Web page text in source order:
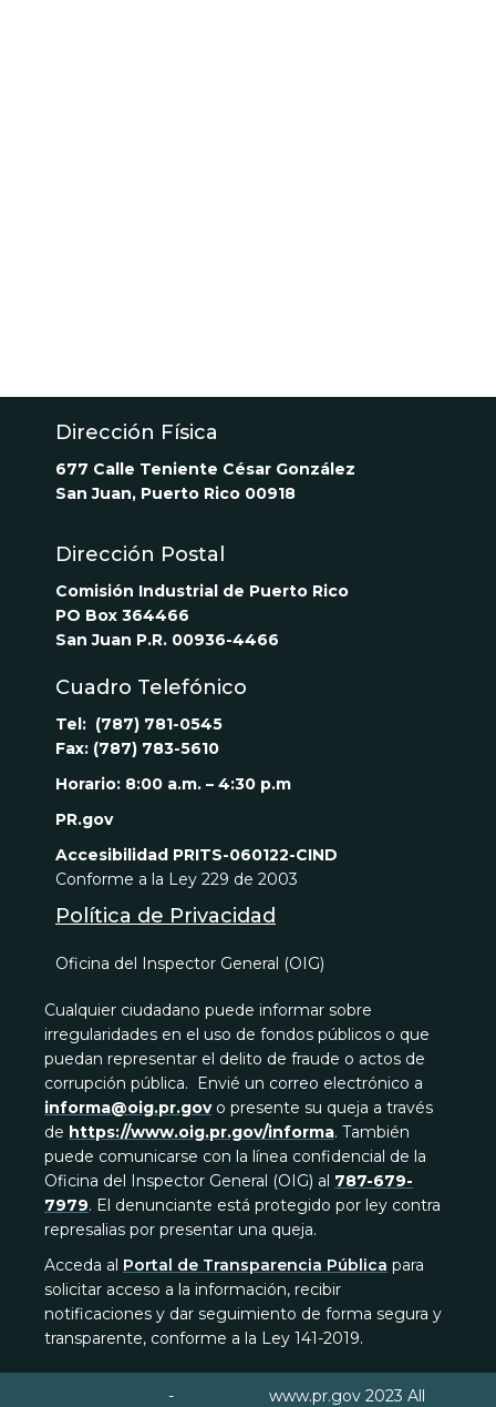
Dirección Física
677 Calle Teniente César González
San Juan, Puerto Rico 00918
Dirección Postal
Comisión Industrial de Puerto Rico
PO Box 364466
San Juan P.R. 00936-4466
Cuadro Telefónico
Tel: (787) 781-0545
Fax: (787) 783-5610
Horario: 8:00 a.m. – 4:30 p.m
PR.gov
Accesibilidad PRITS-060122-CIND
Conforme a la Ley 229 de 2003
Política de Privacidad
Oficina del Inspector General (OIG)
Cualquier ciudadano puede informar sobre
irregularidades en el uso de fondos públicos o que
puedan representar el delito de fraude o actos de
corrupción pública. Envié un correo electrónico a
informa@oig.pr.govo presente su queja a través
de https://www.oig.pr.gov/informa. También
puede comunicarse con la línea confidencial de la
Oficina del Inspector General (OIG) al 787-679-
7979. El denunciante está protegido por ley contra
represalias por presentar una queja.
Acceda al Portal de Transparencia Pública para
solicitar acceso a la información, recibir
notificaciones y dar seguimiento de forma segura y
transparente, conforme a la Ley 141-2019.
-
www.pr.gov 2023 All